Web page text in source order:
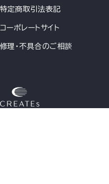
特定商取引法表記
コーポレートサイト
修理・不具合のご相談